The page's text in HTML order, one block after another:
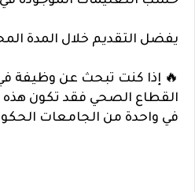
يفضل التقديم خلال المدة
🔥 إذا كنت تبحث عن وظيفة في
القطاع الصحي فقد تكون
في واحدة من الجامعات